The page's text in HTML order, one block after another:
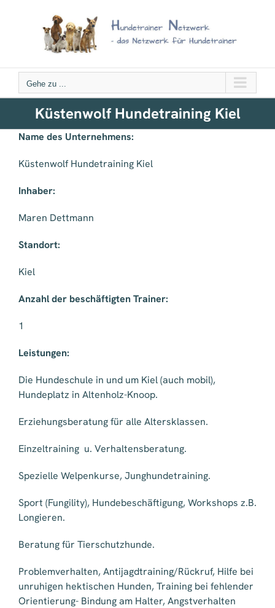
Gehe zu ...
Küstenwolf Hundetraining Kiel
Name des Unternehmens:
Küstenwolf Hundetraining Kiel
Inhaber:
Maren Dettmann
Standort:
Kiel
Anzahl der beschäftigten Trainer:
1
Leistungen:
Die Hundeschule in und um Kiel (auch mobil),
Hundeplatz in Altenholz-Knoop.
Erziehungsberatung für alle Altersklassen.
Einzeltraining u. Verhaltensberatung.
Spezielle Welpenkurse, Junghundetraining.
Sport (Fungility), Hundebeschäftigung, Workshops z.B.
Longieren.
Beratung für Tierschutzhunde.
Problemverhalten, Antijagdtraining/Rückruf, Hilfe bei
unruhigen hektischen Hunden, Training bei fehlender
Orientierung- Bindung am Halter, Angstverhalten